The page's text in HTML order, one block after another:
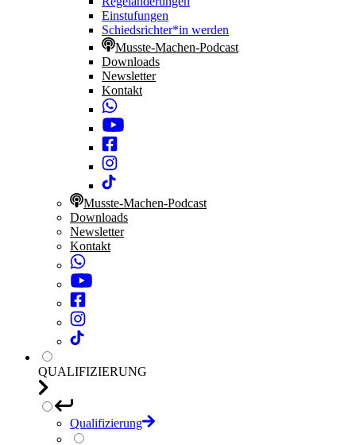
Einstufungen
Schiedsrichter*in werden
Musste-Machen-Podcast
Downloads
Newsletter
Kontakt
Musste-Machen-Podcast
Downloads
Newsletter
Kontakt
QUALIFIZIERUNG
Qualifizierung